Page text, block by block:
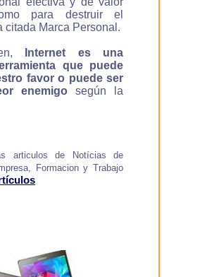
para destruir el
citada Marca Personal.
Internet es una
que puede
favor o puede ser
enemigo según la
articulos de Notícias de
Formacion y Trabajo